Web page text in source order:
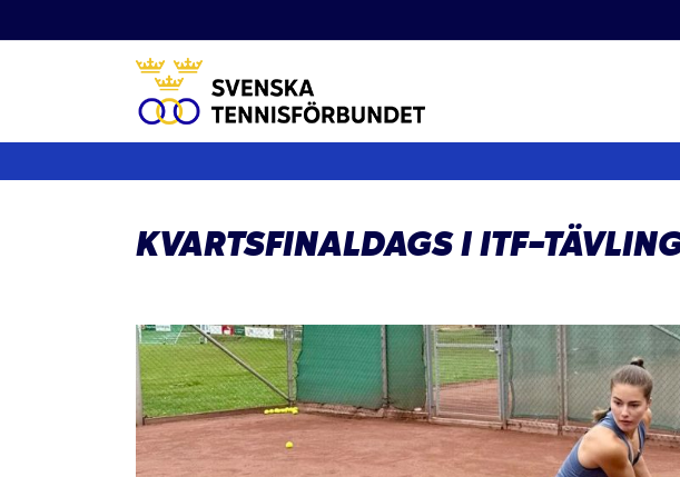
till
KVARTSFINALDAGS I ITF-